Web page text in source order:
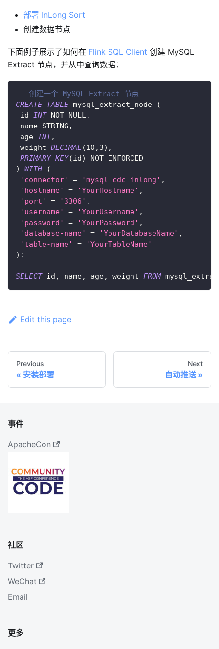
部署 InLong Sort
创建数据节点
下面例子展示了如何在 Flink SQL Client 创建 MySQL
Extract 节点，并从中查询数据：
-- 创建一个 MySQL Extract 节点
CREATE TABLE mysql_extract_node
(
id INT NOT NULL,
name STRING ,
age INT,
weight DECIMAL (10 , 3) ,
PRIMARY KEY(id ) NOT ENFORCED
)
WITH
(
'connector'
= 'mysql-cdc-inlong' ,
'hostname'
= 'YourHostname' ,
'port'
= '3306' ,
'username'
= 'YourUsername' ,
'password'
= 'YourPassword' ,
'database-name'
= 'YourDatabaseName' ,
'table-name'
=
'YourTableName'
) ;
SELECT id , name, age, weight FROM
Edit this page
Previous
安装部署
Next
自动推送
事件
ApacheCon
社区
Twitter
WeChat
Email
更多